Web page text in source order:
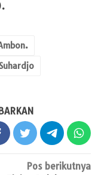
Pos berikutnya